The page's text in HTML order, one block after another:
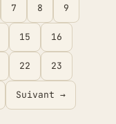
7 8 9
15 16
22 23
Suivant →